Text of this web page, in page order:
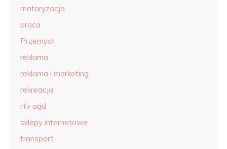
motoryzacja
praca
Przemysł
reklama
reklama i marketing
rekreacja
rtv agd
sklepy internetowe
transport